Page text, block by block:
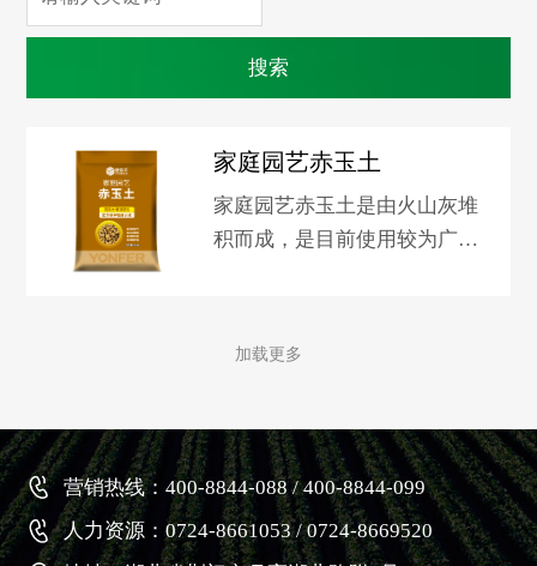
家庭园艺赤玉土
家庭园艺赤玉土是由火山灰堆
积而成，是目前使用较为广泛
有利于排水和蓄水。如想了解
加载更多
营销热线：400-8844-088 / 400-8844-099
人力资源：0724-8661053 / 0724-8669520